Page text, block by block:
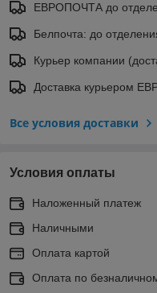
ЕВРОПОЧТА до
Белпочта: до
Курьер компании
Доставка курьером
Все условия доставки
Условия оплаты
Наложенный платеж
Наличными
Оплата картой
Оплата по